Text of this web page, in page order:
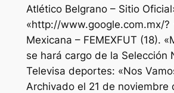
Atlético Belgrano – Sitio
«http://www.google.com.mx/
Mexicana – FEMEXFUT (18).
se hará cargo de la Selección
Televisa deportes: «Nos
Archivado el 21 de noviembre